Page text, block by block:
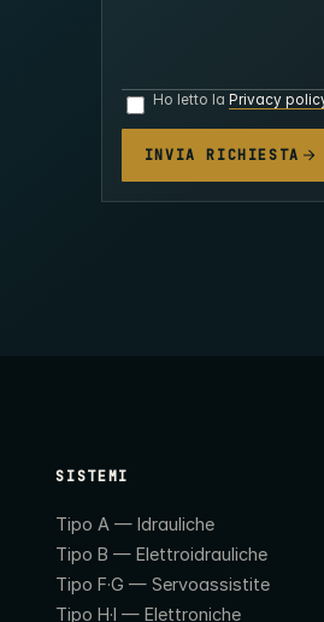
Ho letto la Privacy
INVIA RICHIESTA
SISTEMI
Tipo A — Idrauliche
Tipo B — Elettroidrauliche
Tipo F·G — Servoassistite
Tipo H·I — Elettroniche